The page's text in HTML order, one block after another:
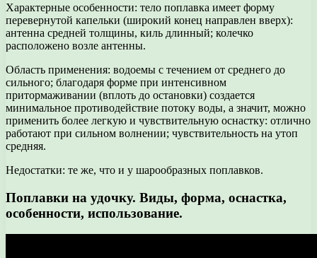
Характерные особенности: тело поплавка имеет форму
перевернутой капельки (широкий конец направлен вверх):
антенна средней толщины, киль длинный; колечко
расположено возле антенны.
Область применения: водоемы с течением от среднего до
сильного; благодаря форме при интенсивном
притормаживании (вплоть до остановки) создается
минимальное противодействие потоку воды, а значит, можно
применить более легкую и чувствительную оснастку: отлично
работают при сильном волнении; чувствительность на утоп
средняя.
Недостатки: те же, что и у шарообразных поплавков.
Поплавки на удочку. Виды, форма, оснастка,
особенности, использование.